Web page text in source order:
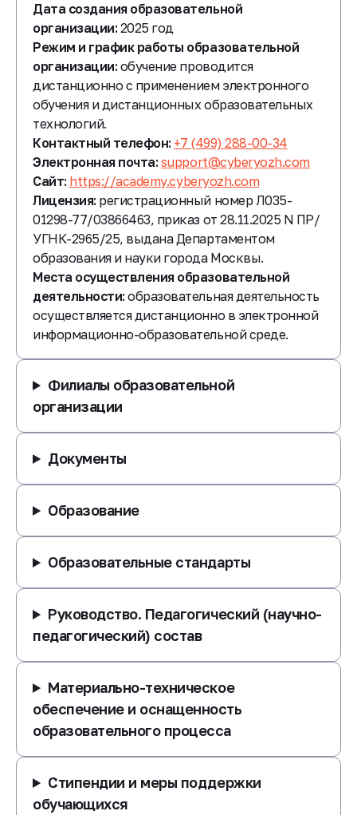
Дата создания образовательной
организации: 2025 год
Режим и график работы образовательной
организации: обучение проводится
дистанционно с применением электронного
обучения и дистанционных образовательных
технологий.
Контактный телефон: +7 (499) 288-00-34
Электронная почта: support@cyberyozh.com
Сайт: https://academy.cyberyozh.com
Лицензия: регистрационный номер Л035-
01298-77/03866463, приказ от 28.11.2025 N ПР/
УГНК-2965/25, выдана Департаментом
образования и науки города Москвы.
Места осуществления образовательной
деятельности: образовательная деятельность
осуществляется дистанционно в электронной
информационно-образовательной среде.
Филиалы образовательной
организации
Документы
Образование
Образовательные стандарты
Руководство. Педагогический (научно-
педагогический) состав
Материально-техническое
обеспечение и оснащенность
образовательного процесса
Стипендии и меры поддержки
обучающихся